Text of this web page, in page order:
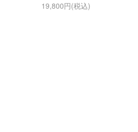
19,800円(税込)